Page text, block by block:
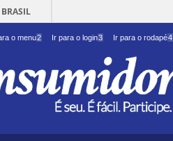
BRASIL
o menu2 Ir para o login3 Ir para o rodapé4